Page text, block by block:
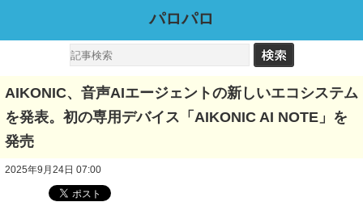
パロパロ
AIKONIC、音声AIエージェントの新しいエコシステム
を発表。初の専用デバイス「AIKONIC AI NOTE」を
発売
2025年9月24日 07:00